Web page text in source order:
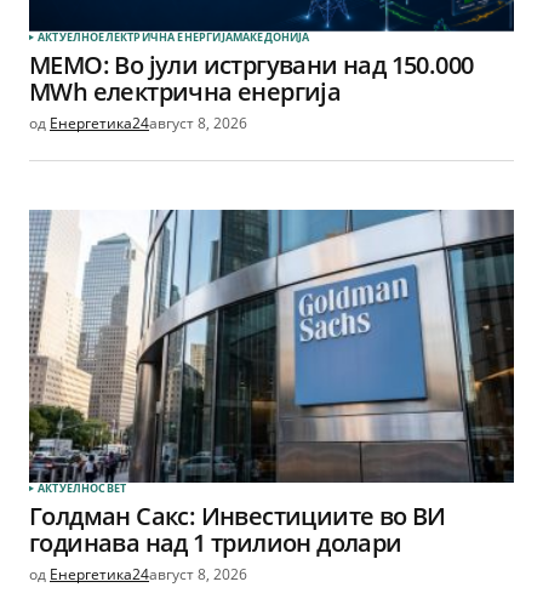
АКТУЕЛНОЕЛЕКТРИЧНА ЕНЕРГИЈАМАКЕДОНИЈА
МЕМО: Во јули истргувани над 150.000
MWh електрична енергија
од Енергетика24август 8, 2026
АКТУЕЛНОСВЕТ
Голдман Сакс: Инвестициите во ВИ
годинава над 1 трилион долари
од Енергетика24август 8, 2026